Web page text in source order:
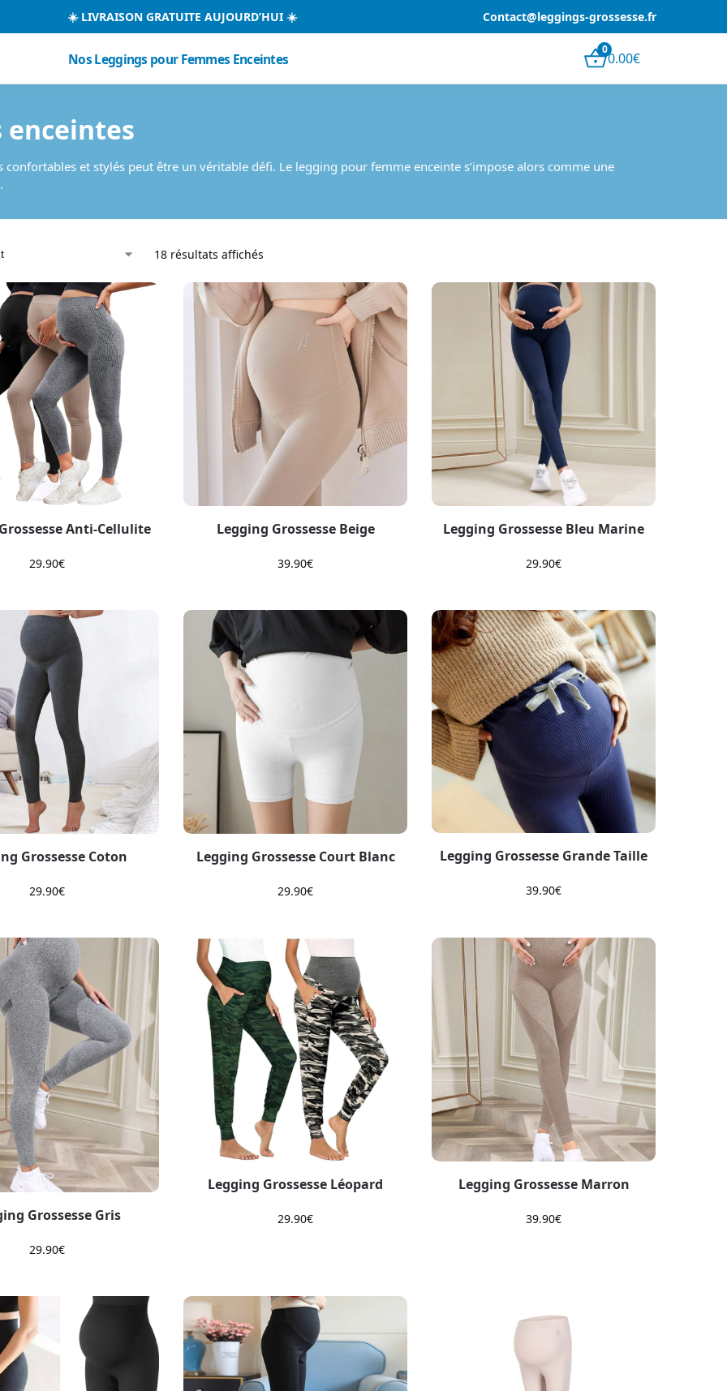
☀️ LIVRAISON GRATUITE AUJOURD’HUI ☀️ Contact@leggings-grossesse.fr
Nos Leggings pour Femmes Enceintes
0
0.00€
enceintes
et stylés peut être un véritable défi. Le legging pour femme enceinte s’impose alors comme une
18 résultats affichés
Anti-Cellulite
29.90€
Legging Grossesse Beige
39.90€
Legging Grossesse Bleu Marine
29.90€
Grossesse Coton
29.90€
Legging Grossesse Court Blanc
29.90€
Legging Grossesse Grande Taille
39.90€
Grossesse Gris
29.90€
Legging Grossesse Léopard
29.90€
Legging Grossesse Marron
39.90€